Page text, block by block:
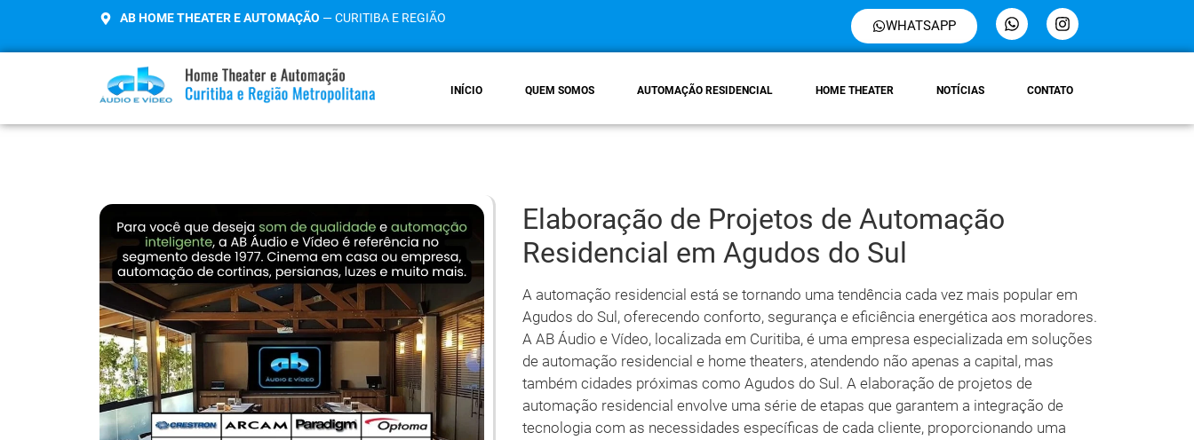
AB HOME THEATER E AUTOMAÇÃO — CURITIBA E REGIÃO WHATSAPP
INÍCIO QUEM SOMOS AUTOMAÇÃO RESIDENCIAL HOME THEATER NOTÍCIAS CONTATO
Elaboração de Projetos de Automação
Residencial em Agudos do Sul
A automação residencial está se tornando uma tendência cada vez mais popular em
Agudos do Sul, oferecendo conforto, segurança e eficiência energética aos moradores.
A AB Áudio e Vídeo, localizada em Curitiba, é uma empresa especializada em soluções
de automação residencial e home theaters, atendendo não apenas a capital, mas
também cidades próximas como Agudos do Sul. A elaboração de projetos de
automação residencial envolve uma série de etapas que garantem a integração de
tecnologia com as necessidades específicas de cada cliente, proporcionando uma